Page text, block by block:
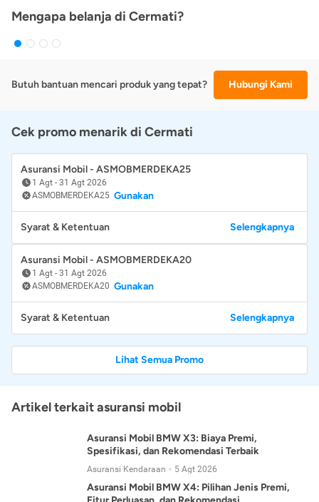
Mengapa belanja di Cermati?
Butuh bantuan mencari produk yang tepat? Hubungi Kami
Cek promo menarik di Cermati
Asuransi Mobil - ASMOBMERDEKA25
1 Agt - 31 Agt 2026
ASMOBMERDEKA25 Gunakan
Syarat & Ketentuan Selengkapnya
Asuransi Mobil - ASMOBMERDEKA20
1 Agt - 31 Agt 2026
ASMOBMERDEKA20 Gunakan
Syarat & Ketentuan Selengkapnya
Lihat Semua Promo
Artikel terkait asuransi mobil
Asuransi Mobil BMW X3: Biaya Premi,
Spesifikasi, dan Rekomendasi Terbaik
Asuransi Kendaraan 5 Agt 2026
Asuransi Mobil BMW X4: Pilihan Jenis Premi,